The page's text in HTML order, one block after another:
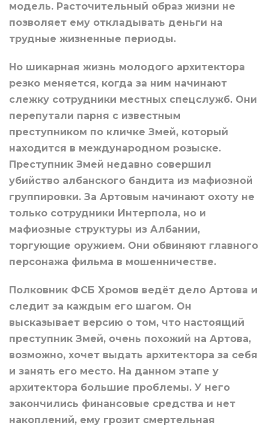
модель. Расточительный образ жизни не
позволяет ему откладывать деньги на
трудные жизненные периоды.
Но шикарная жизнь молодого архитектора
резко меняется, когда за ним начинают
слежку сотрудники местных спецслужб. Они
перепутали парня с известным
преступником по кличке Змей, который
находится в международном розыске.
Преступник Змей недавно совершил
убийство албанского бандита из мафиозной
группировки. За Артовым начинают охоту не
только сотрудники Интерпола, но и
мафиозные структуры из Албании,
торгующие оружием. Они обвиняют главного
персонажа фильма в мошенничестве.
Полковник ФСБ Хромов ведёт дело Артова и
следит за каждым его шагом. Он
высказывает версию о том, что настоящий
преступник Змей, очень похожий на Артова,
возможно, хочет выдать архитектора за себя
и занять его место. На данном этапе у
архитектора большие проблемы. У него
закончились финансовые средства и нет
накоплений, ему грозит смертельная